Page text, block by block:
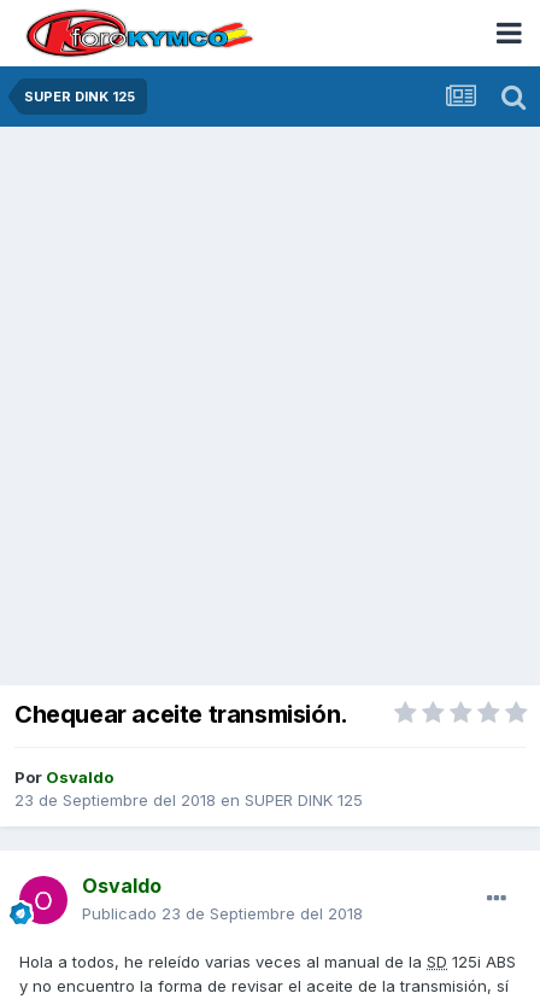
SUPER DINK 125
Chequear aceite transmisión.
Por Osvaldo
23 de Septiembre del 2018 en SUPER DINK 125
Osvaldo
Publicado 23 de Septiembre del 2018
Hola a todos, he releído varias veces al manual de la SD 125i ABS
y no encuentro la forma de revisar el aceite de la transmisión, sí